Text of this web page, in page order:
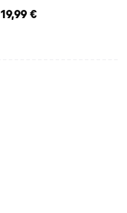
19,99 €